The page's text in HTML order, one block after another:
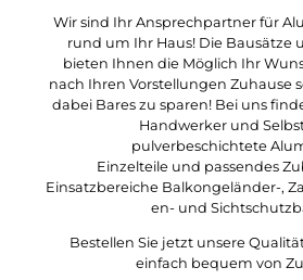
Wir sind Ihr Ansprechpartner für
rund um Ihr Haus! Die Bausätze
bieten Ihnen die Möglich Ihr
nach Ihren Vorstellungen Zuhause
dabei Bares zu sparen! Bei uns
Handwerker und
pulverbeschichtete
Einzelteileund passendes
Einsatzbereiche Balkongeländer-,
en-und
Bestellen Sie jetzt unsere
einfach bequem von